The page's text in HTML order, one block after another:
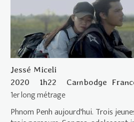
Jessé Miceli
2020
1h22 Cambodge
1er long métrage
Phnom Penh aujourd'hui. Trois